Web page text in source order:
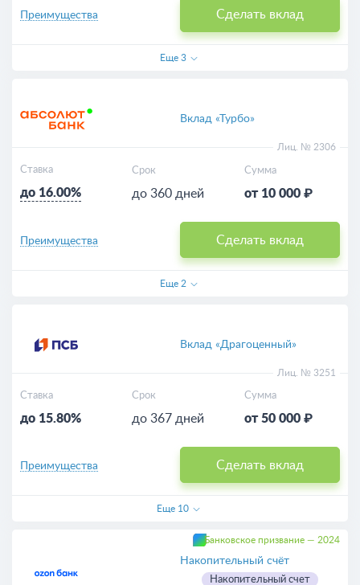
Сделать вклад
Преимущества
Еще 3
Вклад «Турбо»
Лиц. № 2306
Ставка
до 16.00%
Срок
до 360 дней
Сумма
от 10 000 ₽
Сделать вклад
Преимущества
Еще 2
Вклад «Драгоценный»
Лиц. № 3251
Ставка
до 15.80%
Срок
до 367 дней
Сумма
от 50 000 ₽
Сделать вклад
Преимущества
Еще 10
Банковское призвание — 2024
Накопительный счёт
Накопительный счет